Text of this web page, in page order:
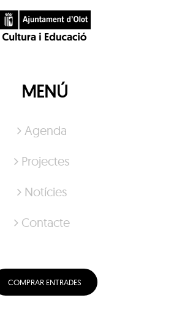
MENÚ
Agenda
Projectes
Notícies
Contacte
COMPRAR ENTRADES